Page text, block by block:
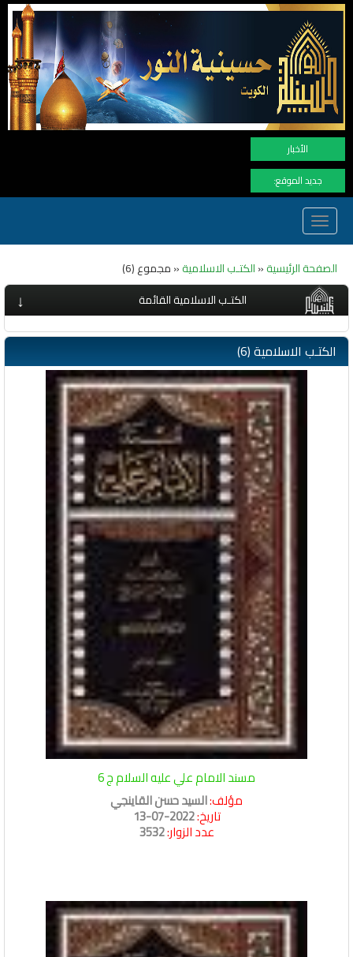
الأخبار
جديد الموقع:
Toggle
navigation
الصفحة الرئيسية«الكتـب الاسلامية« مجموع (6)
↓ الكتـب الاسلامية القائمة
الكتـب الاسلامية (6)
مسند الامام علي عليه السلام ج 6
مؤلف:السيد حسن القاينجي
تاريخ:2022-07-13
عدد الزوار:3532